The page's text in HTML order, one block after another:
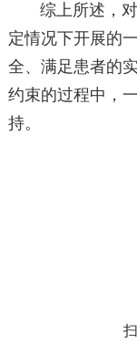
综上所述，
定情况下开展的
全、满足患者的
约束的过程中，
持。